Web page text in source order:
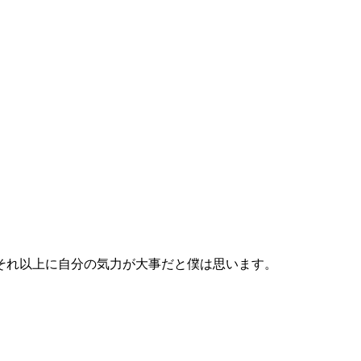
以上に自分の気力が大事だと僕は思います。